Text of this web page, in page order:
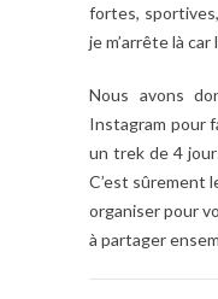
fortes,
je m’arrête là
Nous avons
Instagram pour
un trek de 4
C’est sûrement
organiser pour
à partager